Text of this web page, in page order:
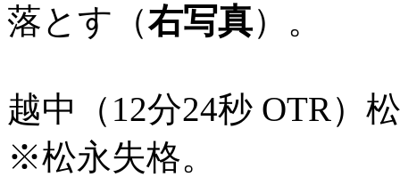
落とす（右写真）。
越中（12分24秒 OTR）
※松永失格。